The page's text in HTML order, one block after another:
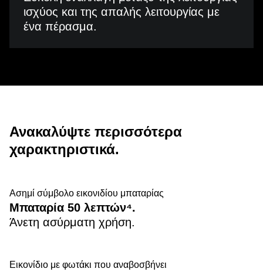
ισχύος και της απαλής λειτουργίας με
ένα πέρασμα.
Ανακαλύψτε περισσότερα
χαρακτηριστικά.
Ασημί σύμβολο εικονιδίου μπαταρίας
Μπαταρία 50 λεπτών⁴.
Άνετη ασύρματη χρήση.
Εικονίδιο με φωτάκι που αναβοσβήνει